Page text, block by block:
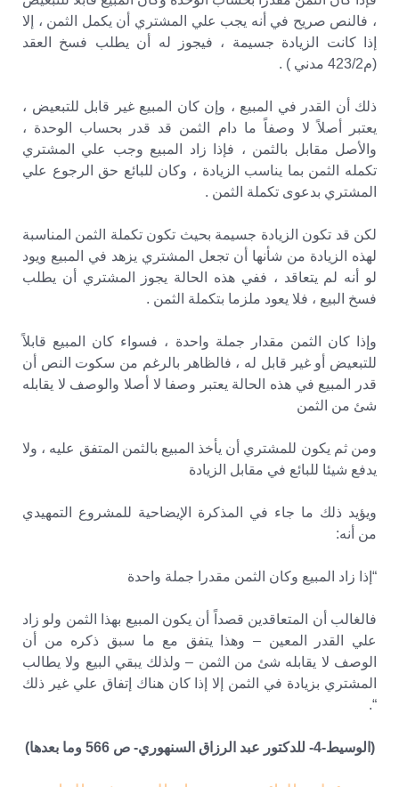
، فالنص صريح في أنه يجب علي المشتري أن يكمل الثمن ، إلا
إذا كانت الزيادة جسيمة ، فيجوز له أن يطلب فسخ العقد
(م423/2 مدني ) .
ذلك أن القدر في المبيع ، وإن كان المبيع غير قابل للتبعيض ،
يعتبر أصلاً لا وصفاً ما دام الثمن قد قدر بحساب الوحدة ،
والأصل مقابل بالثمن ، فإذا زاد المبيع وجب علي المشتري
تكمله الثمن بما يناسب الزيادة ، وكان للبائع حق الرجوع علي
المشتري بدعوى تكملة الثمن .
لكن قد تكون الزيادة جسيمة بحيث تكون تكملة الثمن المناسبة
لهذه الزيادة من شأنها أن تجعل المشتري يزهد في المبيع ويود
لو أنه لم يتعاقد ، ففي هذه الحالة يجوز المشتري أن يطلب
فسخ البيع ، فلا يعود ملزما بتكملة الثمن .
وإذا كان الثمن مقدار جملة واحدة ، فسواء كان المبيع قابلاً
للتبعيض أو غير قابل له ، فالظاهر بالرغم من سكوت النص أن
قدر المبيع في هذه الحالة يعتبر وصفا لا أصلا والوصف لا يقابله
شئ من الثمن
ومن ثم يكون للمشتري أن يأخذ المبيع بالثمن المتفق عليه ، ولا
يدفع شيئا للبائع في مقابل الزيادة
ويؤيد ذلك ما جاء في المذكرة الإيضاحية للمشروع التمهيدي
من أنه:
“إذا زاد المبيع وكان الثمن مقدرا جملة واحدة
فالغالب أن المتعاقدين قصداً أن يكون المبيع بهذا الثمن ولو زاد
علي القدر المعين – وهذا يتفق مع ما سبق ذكره من أن
الوصف لا يقابله شئ من الثمن – ولذلك يبقي البيع ولا يطالب
المشتري بزيادة في الثمن إلا إذا كان هناك إتفاق علي غير ذلك
“.
(الوسيط-4- للدكتور عبد الرزاق السنهوري- ص 566 وما بعدها)